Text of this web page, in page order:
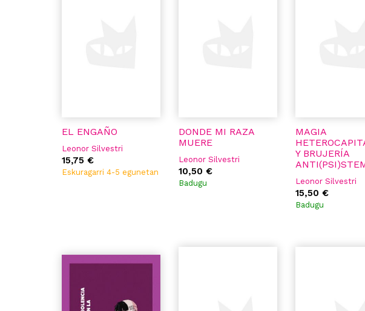
EL ENGAÑO
Leonor Silvestri
15,75 €
Eskuragarri 4-5 egunetan
DONDE MI RAZA
MUERE
Leonor Silvestri
10,50 €
Badugu
MAGIA
Y BRUJERÍA
Leonor Silvestri
15,50 €
Badugu